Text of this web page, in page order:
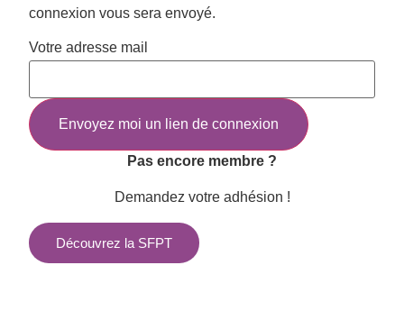
connexion vous sera envoyé.
Votre adresse mail
Pas encore membre ?
Demandez votre adhésion !
Découvrez la SFPT